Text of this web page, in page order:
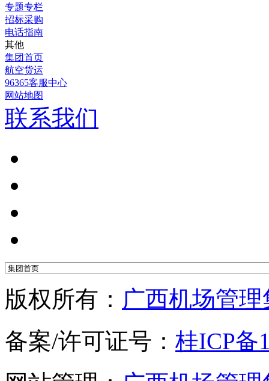
专题专栏
招标采购
电话指南
其他
集团首页
航空货运
96365客服中心
网站地图
联系我们
版权所有： 广西机场管理
备案/许可证号： 桂ICP备